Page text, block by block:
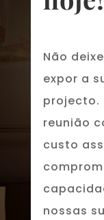
Não
expor a
projecto.
reunião
custo
nossas